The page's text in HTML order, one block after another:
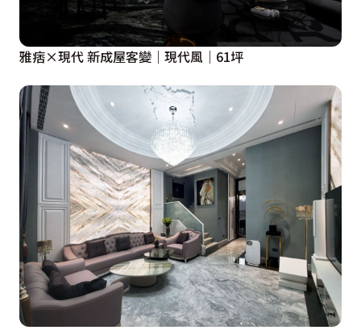
雅痞×現代 新成屋客變｜現代風｜61坪